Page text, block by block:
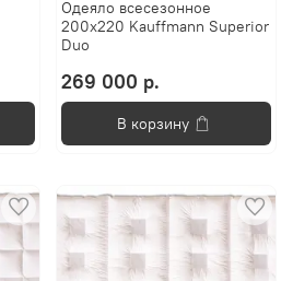
Одеяло всесезонное
200х220 Kauffmann Superior
Duo
269 000 р.
В корзину